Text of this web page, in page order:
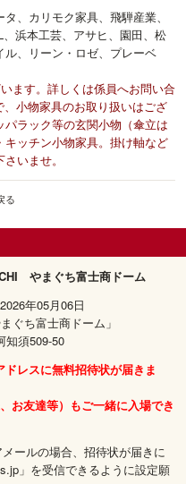
、カリモク家具、飛騨産業、
浜本工芸、アサヒ、園田、松
、リーン・ロゼ、プレーベ
ます。詳しくは係員へお問い合
小物家具のお取り扱いはござ
ラック等の玄関小物（傘立は
ッチン小物家具。掛け軸など
いませ。
る
やまぐち富士商ドーム
2026年05月06日
ぐち富士商ドーム」
知須509-50
レスに無料招待状が届きま
お友達等）もご一緒に入場でき
ールの場合、招待状が届きに
」を受信できるように設定願